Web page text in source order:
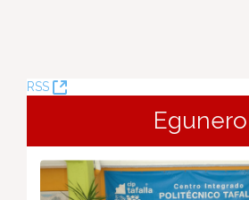
RSS
(Leiho
Egunero